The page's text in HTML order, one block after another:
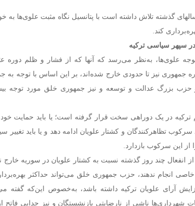
گذشته تلاش داشته است با پتانسیل نگاه مثبت علوی‌ها به
کند.
سپهر سیاسی ترکیه
علوی‌ها، به‌نظر می‌رسد که آنها که از فشار و ظلم دوره
جمهوری نیز تا حدودی خارج شده‌اند، بر این اساس با توجه به
حزب بزرگ عدالت و توسعه و نیز جمهوری خلق مورد توجه
در یک دوراهی سخت قرار گرفته است؛ یا باید حمایت خود
تظاهرکنندگان و کشتار علویان ادامه دهد و یا باید تغییر
این سرکوب بازدارد.
انفعال چند روز گذشته نسبت به کشتار علویان در سوریه خارج
انجام ندهند، حزب جمهوری خلق می‌تواند حداکثر
آرای علویان ترکیه داشته باشد، به‌خصوص این‌که گفته
شهرداری‌ها ناشی از نارضایتی بازنشستگان و نیز جدایی فاتح